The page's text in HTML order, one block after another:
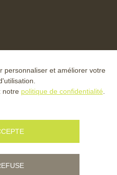
personnaliser et améliorer votre
notre politique de confidentialité